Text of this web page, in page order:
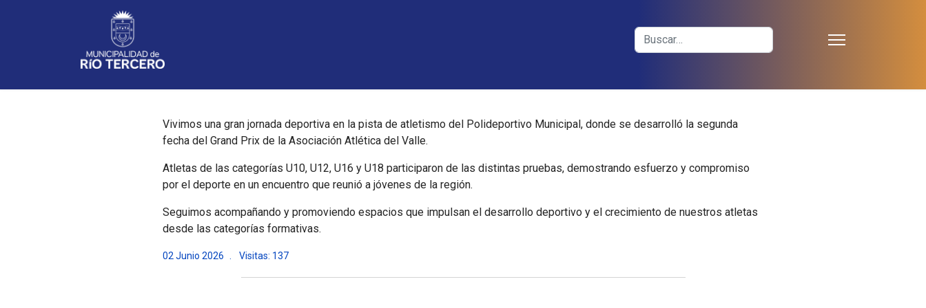
Buscar
Vivimos una gran jornada deportiva en la pista de atletismo del Polideportivo Municipal, donde se desarrolló la segunda
fecha del Grand Prix de la Asociación Atlética del Valle.
Atletas de las categorías U10, U12, U16 y U18 participaron de las distintas pruebas, demostrando esfuerzo y compromiso
por el deporte en un encuentro que reunió a jóvenes de la región.
Seguimos acompañando y promoviendo espacios que impulsan el desarrollo deportivo y el crecimiento de nuestros atletas
desde las categorías formativas.
02 Junio 2026 Visitas: 137